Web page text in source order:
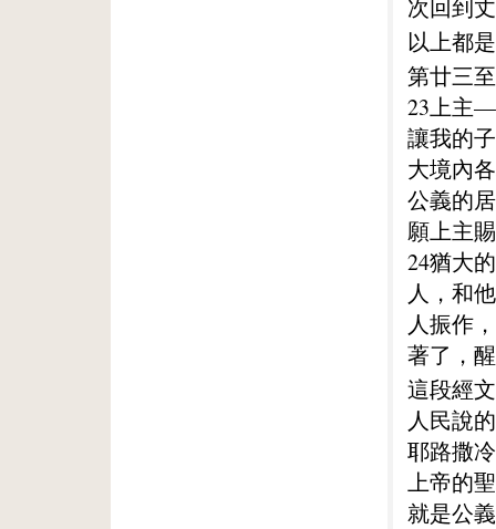
次回到
以上都
第廿三
23上主
讓我的
大境內
公義的
願上主
24猶大
人，和
人振作
著了，
這段經
人民說
耶路撒
上帝的
就是公